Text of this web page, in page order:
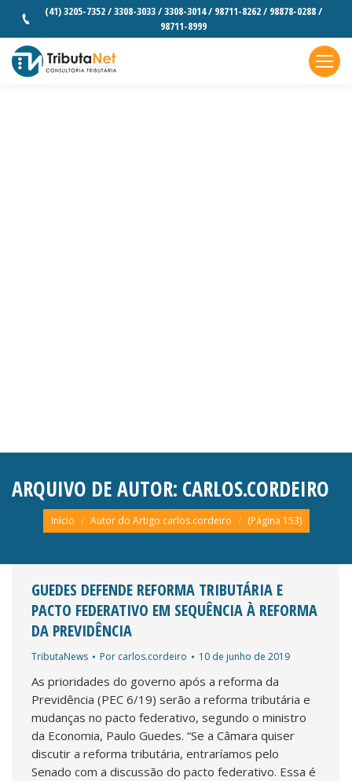
(41) 3205-7352 / 3308-3033 / 3308-3014 / 98711-8262 / 98878-0288 /
98711-8999
ARQUIVO DE AUTOR: CARLOS.CORDEIRO
Você está aqui:
Início Autor do Artigo carlos.cordeiro (Página 153)
GUEDES DEFENDE REFORMA TRIBUTÁRIA E
PACTO FEDERATIVO EM SEQUÊNCIA À REFORMA
DA PREVIDÊNCIA
TributaNews Por carlos.cordeiro 10 de junho de 2019
As prioridades do governo após a reforma da
Previdência (PEC 6/19) serão a reforma tributária e
mudanças no pacto federativo, segundo o ministro
da Economia, Paulo Guedes. “Se a Câmara quiser
discutir a reforma tributária, entraríamos pelo
Senado com a discussão do pacto federativo. Essa é